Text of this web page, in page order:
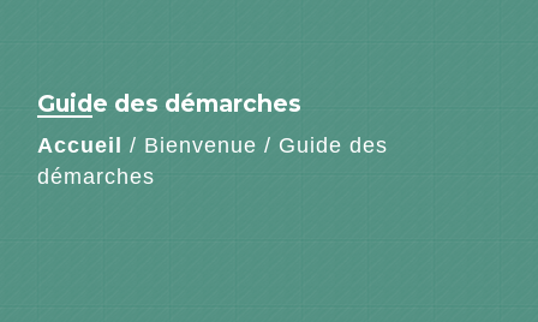
Guide des démarches
Accueil / Bienvenue / Guide des
démarches